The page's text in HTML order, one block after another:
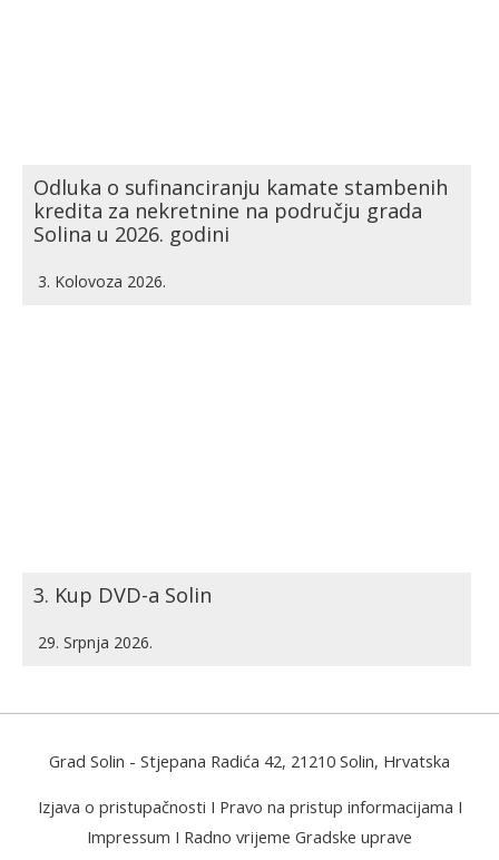
Odluka o sufinanciranju kamate stambenih
kredita za nekretnine na području grada
Solina u 2026. godini
3. Kolovoza 2026.
3. Kup DVD-a Solin
29. Srpnja 2026.
Grad Solin - Stjepana Radića 42, 21210 Solin, Hrvatska
Izjava o pristupačnosti I Pravo na pristup informacijama I
Impressum I Radno vrijeme Gradske uprave